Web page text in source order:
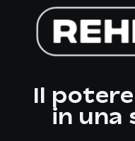
Il
in una